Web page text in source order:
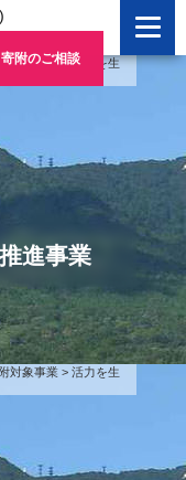
寄附のご相談
対象事業>活力を生
進事業
対象事業> 活力を生